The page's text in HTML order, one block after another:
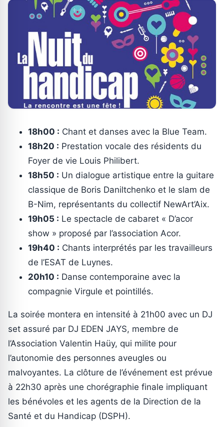
18h00 : Chant et danses avec la Blue Team.
18h20 : Prestation vocale des résidents du
Foyer de vie Louis Philibert.
18h50 : Un dialogue artistique entre la guitare
classique de Boris Daniltchenko et le slam de
B-Nim, représentants du collectif NewArt’Aix.
19h05 : Le spectacle de cabaret « D’acor
show » proposé par l’association Acor.
19h40 : Chants interprétés par les travailleurs
de l’ESAT de Luynes.
20h10 : Danse contemporaine avec la
compagnie Virgule et pointillés.
La soirée montera en intensité à 21h00 avec un DJ
set assuré par DJ EDEN JAYS, membre de
l’Association Valentin Haüy, qui milite pour
l’autonomie des personnes aveugles ou
malvoyantes. La clôture de l’événement est prévue
à 22h30 après une chorégraphie finale impliquant
les bénévoles et les agents de la Direction de la
Santé et du Handicap (DSPH).